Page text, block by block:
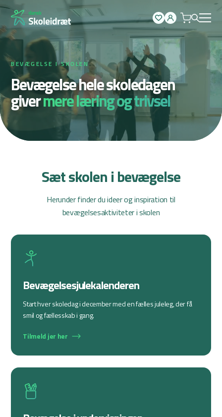
Spring
indhold
BEVÆGELSE I SKOLEN
Bevægelse hele skoledagen
givermere læring og trivsel
Sæt skolen i bevægelse
Herunder finder du ideer og inspiration til
bevægelsesaktiviteter i skolen
Bevægelsesjulekalenderen
Start hver skoledag i december med en fælles juleleg, der få
smil og fællesskab i gang.
Tilmeld jer her